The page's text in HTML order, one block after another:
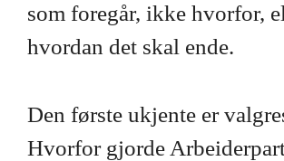
som foregår, ikke hvorfor,
hvordan det skal ende.
Den første ukjente er
Hvorfor gjorde